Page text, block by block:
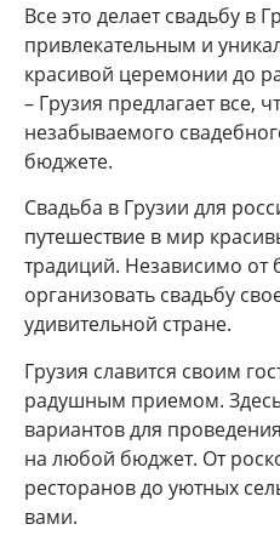
Все это делает свадьбу в
привлекательным и
красивой церемонии до
– Грузия предлагает все,
незабываемого
бюджете.
Свадьба в Грузии для
путешествие в мир
традиций. Независимо
организовать свадьбу
удивительной стране.
Грузия славится своим
радушным приемом.
вариантов для
на любой бюджет. От
ресторанов до уютных
вами.